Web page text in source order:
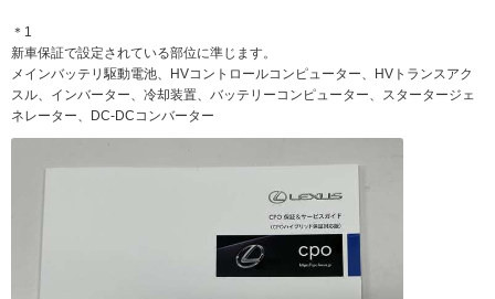
＊1
新車保証で設定されている部位に準じます。
メインバッテリ駆動電池、HVコントロールコンピューター、HVトランスアク
スル、インバーター、冷却装置、バッテリーコンピューター、スタータージェ
ネレーター、DC-DCコンバーター